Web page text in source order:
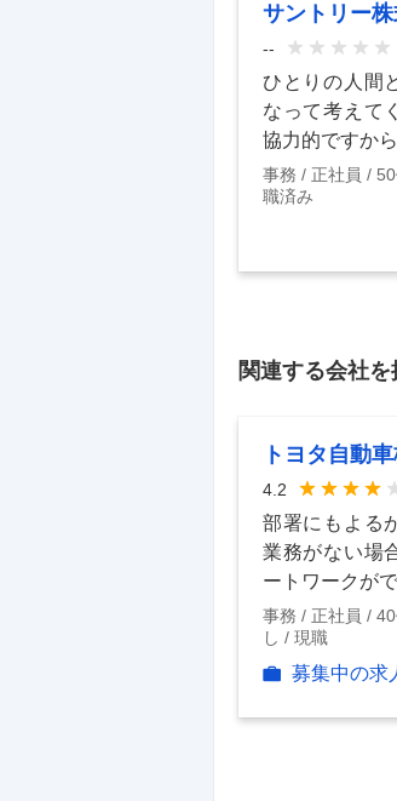
サントリー
--
ひとりの人間
なって考えて
協力的ですか
事務 正社員
職済み
関連する会社を
トヨタ自動
4.2
部署にもよる
業務がない場
ートワークがで
事務 正社員
し
現職
募集中の求